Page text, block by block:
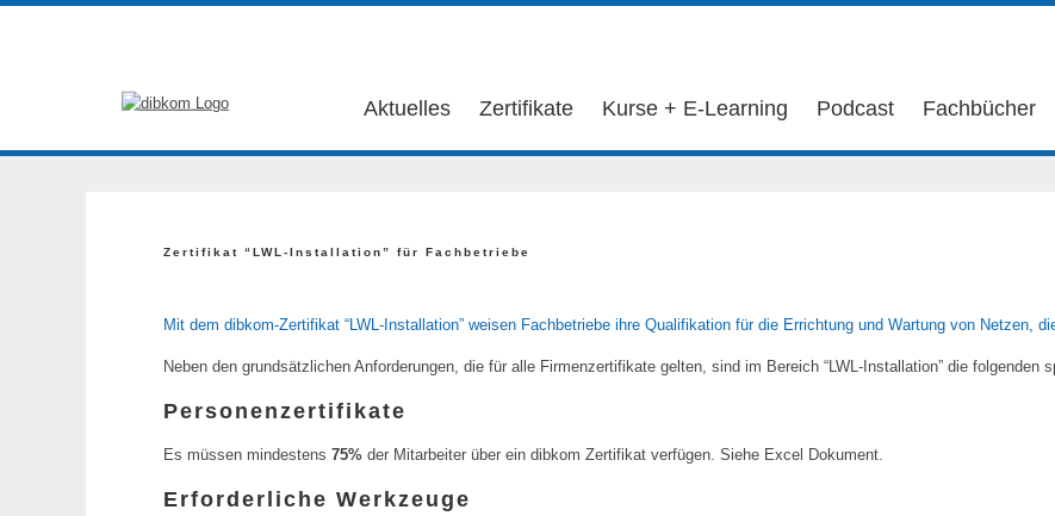
Aktuelles Zertifikate Kurse + E-Learning Podcast Fachbücher
Zertifikat “LWL-Installation” für Fachbetriebe
Mit dem dibkom-Zertifikat “LWL-Installation” weisen Fachbetriebe ihre Qualifikation für die Errichtung und Wartung von Netzen,
Neben den grundsätzlichen Anforderungen, die für alle Firmenzertifikate gelten, sind im Bereich “LWL-Installation” die folgenden
Personenzertifikate
Es müssen mindestens 75% der Mitarbeiter über ein dibkom Zertifikat verfügen. Siehe Excel Dokument.
Erforderliche Werkzeuge